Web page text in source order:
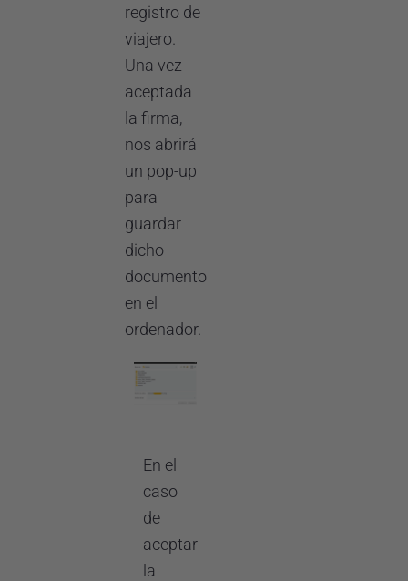
registro de
viajero.
Una vez
aceptada
la firma,
nos abrirá
un pop-up
para
guardar
dicho
documento
en el
ordenador.
En el
caso
de
aceptar
la